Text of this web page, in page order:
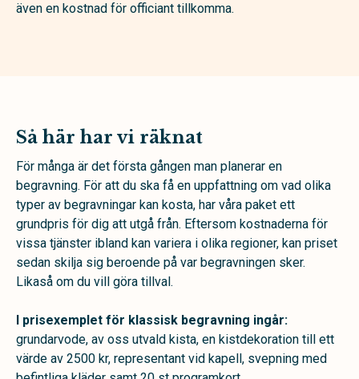
även en kostnad för officiant tillkomma.
Så här har vi räknat
För många är det första gången man planerar en
begravning. För att du ska få en uppfattning om vad olika
typer av begravningar kan kosta, har våra paket ett
grundpris för dig att utgå från. Eftersom kostnaderna för
vissa tjänster ibland kan variera i olika regioner, kan priset
sedan skilja sig beroende på var begravningen sker.
Likaså om du vill göra tillval.
I prisexemplet för klassisk begravning ingår:
grundarvode, av oss utvald kista, en kistdekoration till ett
värde av 2500 kr, representant vid kapell, svepning med